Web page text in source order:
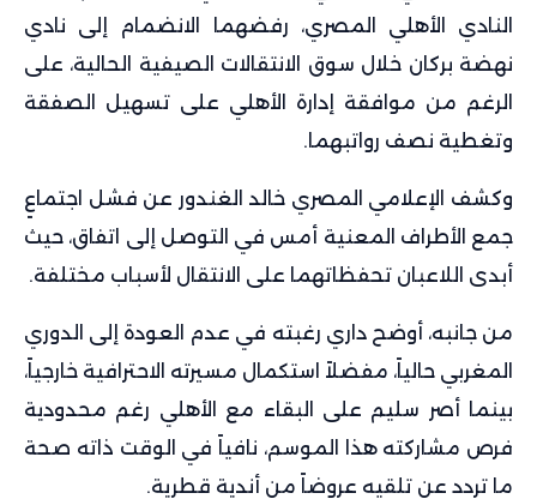
النادي الأهلي المصري، رفضهما الانضمام إلى نادي
نهضة بركان خلال سوق الانتقالات الصيفية الحالية، على
الرغم من موافقة إدارة الأهلي على تسهيل الصفقة
وتغطية نصف رواتبهما.
وكشف الإعلامي المصري خالد الغندور عن فشل اجتماعٍ
جمع الأطراف المعنية أمس في التوصل إلى اتفاق، حيث
أبدى اللاعبان تحفظاتهما على الانتقال لأسباب مختلفة.
من جانبه، أوضح داري رغبته في عدم العودة إلى الدوري
المغربي حالياً، مفضلاً استكمال مسيرته الاحترافية خارجياً،
بينما أصر سليم على البقاء مع الأهلي رغم محدودية
فرص مشاركته هذا الموسم، نافياً في الوقت ذاته صحة
ما تردد عن تلقيه عروضاً من أندية قطرية.